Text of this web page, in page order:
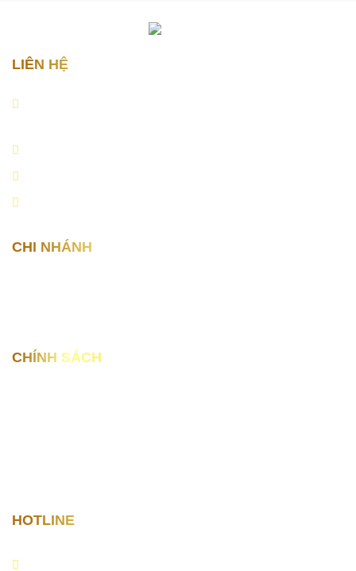
LIÊN HỆ
CHI NHÁNH
CHÍNH SÁCH
HOTLINE